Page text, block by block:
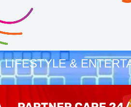
LIFESTYLE &